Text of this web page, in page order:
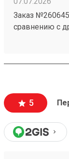
Заказ
сравнению с
5